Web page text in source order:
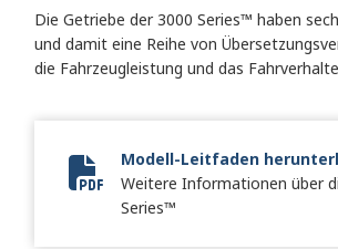
Die Getriebe der 3000 Series™ haben
und damit eine Reihe von
die Fahrzeugleistung und das
Vocational Model Guide Digital
Modell-Leitfaden
Weitere Informationen über
Series™